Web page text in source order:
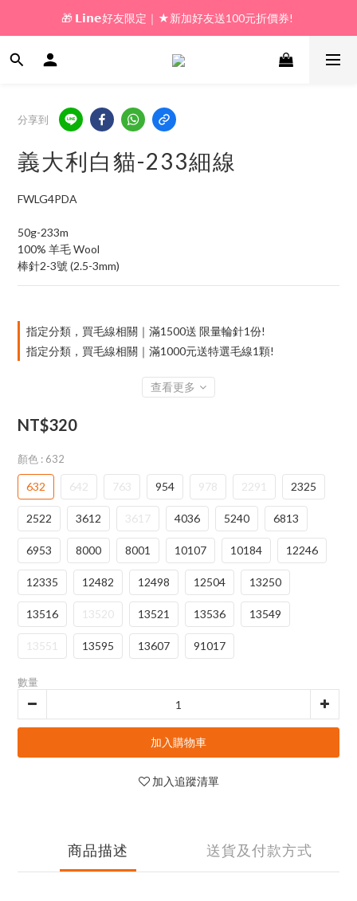
🎁 新好友購物金｜★加入新會員領券送100元!
🎁 𝗟𝗶𝗻𝗲好友限定｜★新加好友送100元折價券!
🎁 新好友購物金｜★加入新會員領券送100元!
分享到
義大利白貓-233細線
FWLG4PDA
50g-233m
100% 羊毛 Wool
棒針2-3號 (2.5-3mm)
指定分類，買毛線相關｜滿1500送 限量輪針1份!
指定分類，買毛線相關｜滿1000元送特選毛線1顆!
查看更多
NT$320
顏色 : 632
632 642 763 954 978 2291 2325
2522 3612 3617 4036 5240 6813
6953 8000 8001 10107 10184 12246
12335 12482 12498 12504 13250
13516 13520 13521 13536 13549
13551 13595 13607 91017
數量
加入購物車
加入追蹤清單
商品描述 送貨及付款方式